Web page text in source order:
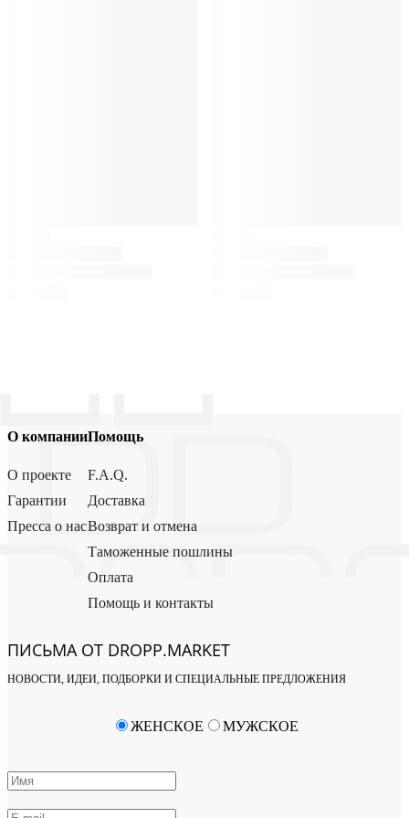
О компании
О проекте
Гарантии
Пресса о нас
Помощь
F.A.Q.
Доставка
Возврат и отмена
Таможенные пошлины
Оплата
Помощь и контакты
ПИСЬМА ОТ DROPP.MARKET
НОВОСТИ, ИДЕИ, ПОДБОРКИ И СПЕЦИАЛЬНЫЕ ПРЕДЛОЖЕНИЯ
ЖЕНСКОЕ МУЖСКОЕ